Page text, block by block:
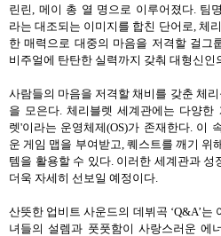
린린
메이 총 열 명으로 이루어졌다. 팀
라는 대조되는 이미지를 합친 단어로 체
한 매력으로 대중의 마음을 저격할 걸그
비주얼에 탄탄한 실력까지 갖춰 대형신인
사람들의 마음을 저격할 채비를 갖춘 체
을 모은다 .체리블렛 세계관에는 다양한
렛'이라는 운영체제(OS)가 존재한다. 이
운 게임 맵을 부여받고 퀘스트를 깨기 위
템을 활용할 수 있다. 이러한 세계관과 성
더욱 자세히 선보일 예정이다
산뜻한 업비트 사운드의 데뷔곡 ‘Q&A’는
녀들의 설렘과 풋풋함이 사랑스러운 에